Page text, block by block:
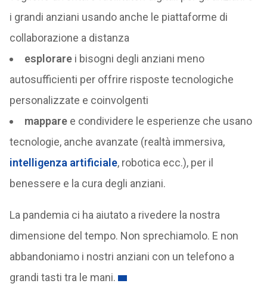
i grandi anziani usando anche le piattaforme di
collaborazione a distanza
esplorarei bisogni degli anziani meno
autosufficienti per offrire risposte tecnologiche
personalizzate e coinvolgenti
mapparee condividere le esperienze che usano
tecnologie, anche avanzate (realtà immersiva,
intelligenza artificiale, robotica ecc.), per il
benessere e la cura degli anziani.
La pandemia ci ha aiutato a rivedere la nostra
dimensione del tempo. Non sprechiamolo. E non
abbandoniamo i nostri anziani con un telefono a
grandi tasti tra le mani.